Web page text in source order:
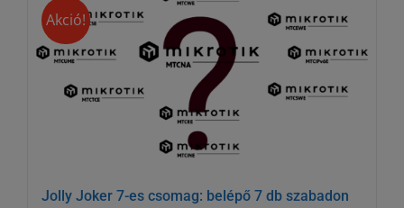
Akció!
Jolly Joker 7-es csomag: belépő 7 db szabadon